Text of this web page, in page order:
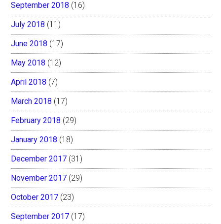
September 2018 (16)
July 2018 (11)
June 2018 (17)
May 2018 (12)
April 2018 (7)
March 2018 (17)
February 2018 (29)
January 2018 (18)
December 2017 (31)
November 2017 (29)
October 2017 (23)
September 2017 (17)